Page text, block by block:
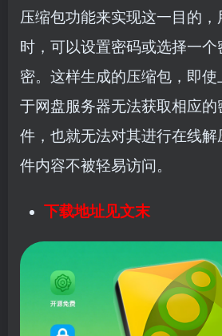
压缩包功能来实现这一目的
时，可以设置密码或选择一
密。这样生成的压缩包，即
于网盘服务器无法获取相应
件，也就无法对其进行在线
件内容不被轻易访问。
下载地址见文末